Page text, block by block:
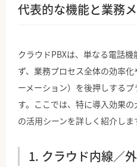
代表的な機能と業務
クラウドPBXは、単なる電話
ず、業務プロセス全体の効率
ーメーション）を後押しする
す。ここでは、特に導入効果
の活用シーンを詳しく紹介しま
1. クラウド内線／